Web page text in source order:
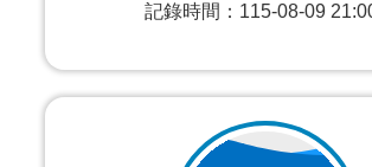
記錄時間：115-08-09